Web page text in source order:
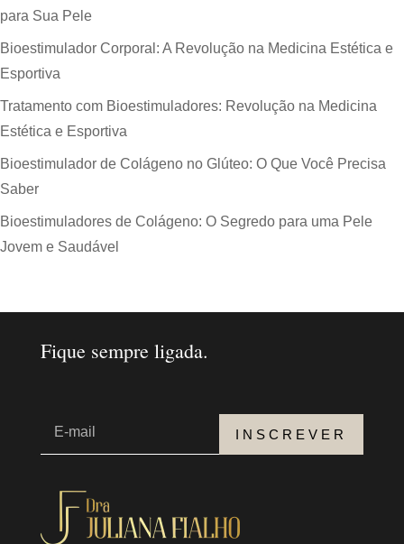
para Sua Pele
Bioestimulador Corporal: A Revolução na Medicina Estética e
Esportiva
Tratamento com Bioestimuladores: Revolução na Medicina
Estética e Esportiva
Bioestimulador de Colágeno no Glúteo: O Que Você Precisa
Saber
Bioestimuladores de Colágeno: O Segredo para uma Pele
Jovem e Saudável
Fique sempre ligada.
INSCREVER